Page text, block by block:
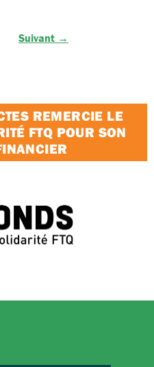
Suivant →
REMERCIE LE
FTQ POUR SON